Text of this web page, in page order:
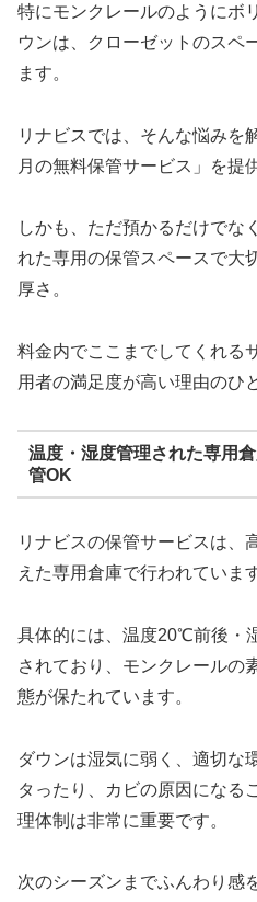
特にモンクレールのようにボ
ウンは、クローゼットのスペ
ます。
リナビスでは、そんな悩みを
月の無料保管サービス」を提
しかも、ただ預かるだけでな
れた専用の保管スペースで大
厚さ。
料金内でここまでしてくれる
用者の満足度が高い理由のひ
温度・湿度管理された専用
管OK
リナビスの保管サービスは、
えた専用倉庫で行われていま
具体的には、温度20℃前後・
されており、モンクレールの
態が保たれています。
ダウンは湿気に弱く、適切な
タったり、カビの原因になる
理体制は非常に重要です。
次のシーズンまでふんわり感